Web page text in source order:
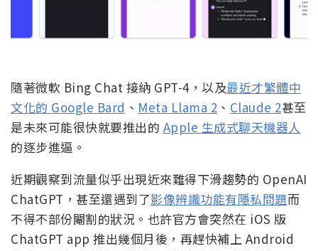
隨著微軟 Bing Chat 接納 GPT-4，以及最近才繁體中
文化的 Google Bard 、 Meta Llama 2 、 Claude 2甚至
是未來可能很快就要推出的 Apple 生成式聊天機器人
的逐步進逼。
近期觀察到流量似乎出現近來難得下滑趨勢的 OpenAI
ChatGPT，甚至還遇到了影像辨識功能有隱私問題而
不得不部份閹割的狀況。也許官方會突然在 iOS 版
ChatGPT app 推出幾個月後，再趕快補上 Android